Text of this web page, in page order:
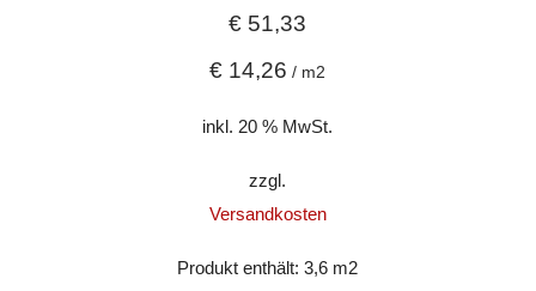
€ 51,33
€ 14,26 / m2
inkl. 20 % MwSt.
zzgl.
Versandkosten
Produkt enthält: 3,6 m2